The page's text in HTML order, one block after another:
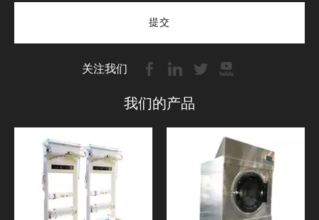
提交
关注我们
我们的产品